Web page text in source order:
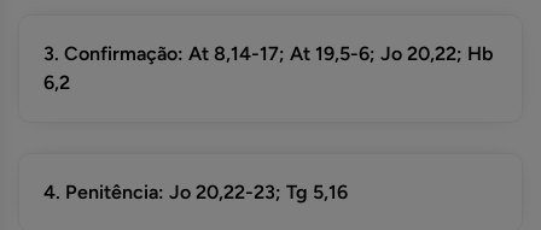
3. Confirmação: At 8,14-17; At 19,5-6; Jo 20,22; Hb
6,2
4. Penitência: Jo 20,22-23; Tg 5,16